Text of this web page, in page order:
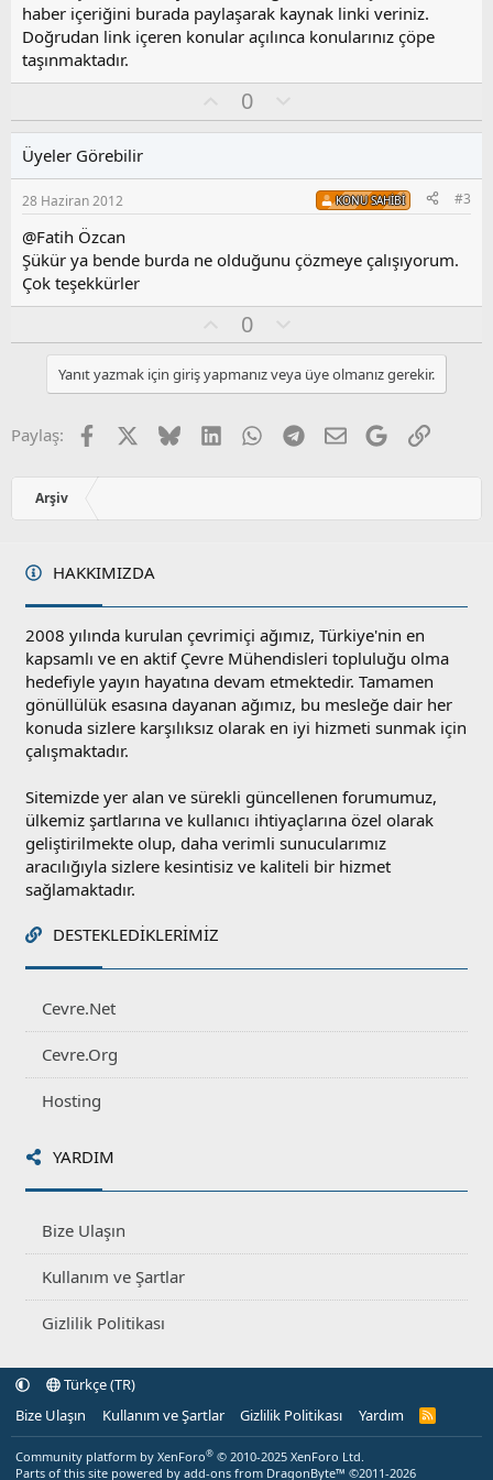
haber içeriğini burada paylaşarak kaynak linki veriniz.
Doğrudan link içeren konular açılınca konularınız çöpe
taşınmaktadır.
y
0
l
s
u
o
y
Üyeler Görebilir
28 Haziran 2012 KONU SAHIBI #3
@Fatih Özcan
Şükür ya bende burda ne olduğunu çözmeye çalışıyorum.
Çok teşekkürler
y
l
a
0
l
u
m
u
z
o
l
Yanıt yazmak için giriş yapmanız veya üye olmanız gerekir.
Paylaş: Facebook BlueskyLinkedInWhatsApp
Telegram
E-postaGoogleLink
Arşiv
HAKKIMIZDA
2008 yılında kurulan çevrimiçi ağımız, Türkiye'nin en
kapsamlı ve en aktif Çevre Mühendisleri topluluğu olma
hedefiyle yayın hayatına devam etmektedir. Tamamen
gönüllülük esasına dayanan ağımız, bu mesleğe dair her
konuda sizlere karşılıksız olarak en iyi hizmeti sunmak için
çalışmaktadır.
Sitemizde yer alan ve sürekli güncellenen forumumuz,
ülkemiz şartlarına ve kullanıcı ihtiyaçlarına özel olarak
geliştirilmekte olup, daha verimli sunucularımız
aracılığıyla sizlere kesintisiz ve kaliteli bir hizmet
sağlamaktadır.
DESTEKLEDIKLERIMIZ
Cevre.Net
Cevre.Org
Hosting
YARDIM
Bize Ulaşın
Kullanım ve Şartlar
Gizlilik Politikası
Türkçe (TR)
Bize Ulaşın
Kullanım ve Şartlar Gizlilik Politikası Yardım
R
Community platform by XenForo® © 2010-2025 XenForo Ltd.
Parts of this site powered by add-ons from DragonByte™ ©2011-2026